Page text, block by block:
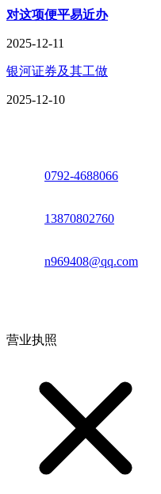
对这项便平易近办
2025-12-11
银河证券及其工做
2025-12-10
0792-4688066
13870802760
n969408@qq.com
营业执照